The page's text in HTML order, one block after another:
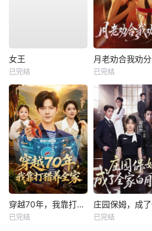
女王
已完结
月老劝合我劝分
已完结
穿越70年，我靠打猎养全家
已完结 已完结